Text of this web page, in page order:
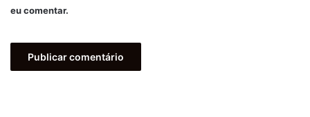
eu comentar.